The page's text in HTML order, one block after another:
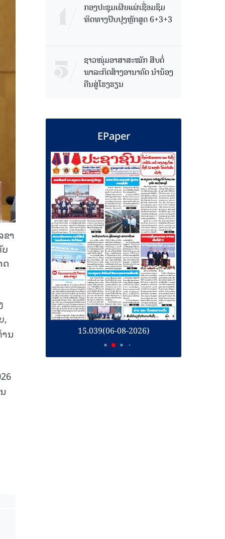
າ​
ດ​
,
ນ
ກອງປະຊຸມເຜີຍແຜ່ເຊື່ອມຊຶມ
ທິດທາງປັບປຸງຫຼັກສູດ 6+3+3
ຊາວໜຸ່ມອາສາສະໝັກ ສືບຕໍ່
ພາລະກິດສ້າງອານາຄົດ ນໍານ້ອງ
ຄືນສູ່ໂຮງຮຽນ
EPaper
15.039(06-08-2026)